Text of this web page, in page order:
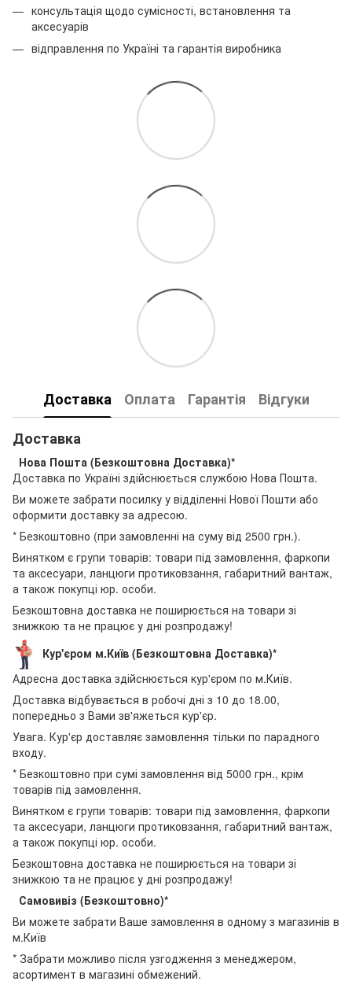
консультація щодо сумісності, встановлення та
аксесуарів
відправлення по Україні та гарантія виробника
Доставка Оплата Гарантія
Відгуки
Доставка
Нова Пошта (Безкоштовна Доставка)*
Доставка по Україні здійснюється службою Нова Пошта.
Ви можете забрати посилку у відділенні Нової Пошти або
оформити доставку за адресою.
* Безкоштовно (при замовленні на суму від 2500 грн.).
Винятком є групи товарів: товари під замовлення, фаркопи
та аксесуари, ланцюги протиковзання, габаритний вантаж,
а також покупці юр. особи.
Безкоштовна доставка не поширюється на товари зі
знижкою та не працює у дні розпродажу!
Кур'єром м.Київ (Безкоштовна Доставка)*
Адресна доставка здійснюється кур'єром по м.Київ.
Доставка відбувається в робочі дні з 10 до 18.00,
попередньо з Вами зв'яжеться кур'єр.
Увага. Кур'єр доставляє замовлення тільки по парадного
входу.
* Безкоштовно при сумі замовлення від 5000 грн., крім
товарів під замовлення.
Винятком є групи товарів: товари під замовлення, фаркопи
та аксесуари, ланцюги протиковзання, габаритний вантаж,
а також покупці юр. особи.
Безкоштовна доставка не поширюється на товари зі
знижкою та не працює у дні розпродажу!
Самовивіз (Безкоштовно)*
Ви можете забрати Ваше замовлення в одному з магазинів в
м.Київ
* Забрати можливо після узгодження з менеджером,
асортимент в магазині обмежений.